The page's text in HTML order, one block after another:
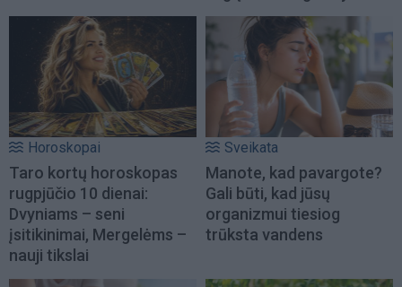
Horoskopai
Taro kortų horoskopas
rugpjūčio 10 dienai:
Dvyniams – seni
įsitikinimai, Mergelėms –
nauji tikslai
Sveikata
Manote, kad pavargote?
Gali būti, kad jūsų
organizmui tiesiog
trūksta vandens